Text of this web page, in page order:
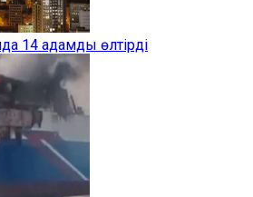
14 адамды өлтірді